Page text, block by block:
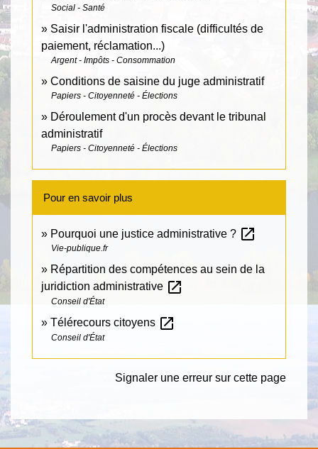
Social - Santé
Saisir l'administration fiscale (difficultés de
paiement, réclamation...)
Argent - Impôts - Consommation
Conditions de saisine du juge administratif
Papiers - Citoyenneté - Élections
Déroulement d'un procès devant le tribunal
administratif
Papiers - Citoyenneté - Élections
Pour en savoir plus
Pourquoi une justice administrative ? open_in_new
Vie-publique.fr
Répartition des compétences au sein de la
juridiction administrative open_in_new
Conseil d'État
Télérecours citoyens open_in_new
Conseil d'État
Signaler une erreur sur cette page